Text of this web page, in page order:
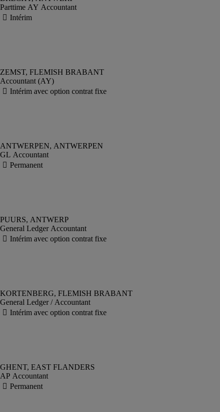
Parttime AY Accountant
Accountant (AY)
GL Accountant
General Ledger Accountant
General Ledger / Accountant
AP Accountant